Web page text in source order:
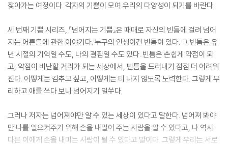
찾아가는 여정이다. 각자의 기쁨이 모여 우리의 다양성이 되기를 바란다.
세 번째 기쁨 시리즈, 『넘어지는 기쁨』은 때때로 자신의 빈틈에 걸려 넘어
지는 어른들에 관한 이야기다. 누구의 인생이건 빈틈이 있다. 그 빈틈은 유
년 시절의 기억일 수도, 나의 결핍일 수도 있다. 빈틈은 손쉽게 약점이 되
고, 약점이 비난할 거리가 되는 세상에서, 빈틈을 드러내기 점점 더 어려워
진다. 어떻게든 감추고 싶고, 어떻게든 티 나지 않도록 노력한다. 그렇게 무
리하고 애를 쓰다 보니 넘어지기 일쑤다.
그러나 저자는 넘어져야만 알 수 있는 세상이 있다고 말한다. 넘어져 봐야
만 나를 일으켜주기 위해 손을 내밀어 주는 사람을 알 수 있다고, 나 역시
다른 이에게 손을 내미는 사람이 될 수 있다고 말이다. 그렇게 우리는 서로